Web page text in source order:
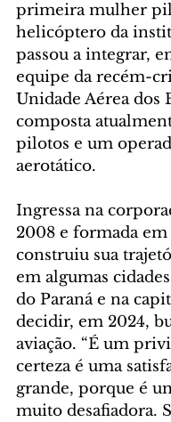
primeira mulher
helicóptero da
passou a integrar,
equipe da recém-
Unidade Aérea dos
composta
pilotos e um
aerotático.
Ingressa na
2008 e formada
construiu sua
em algumas
do Paraná e na
decidir, em 2024,
aviação. “É um
certeza é uma
grande, porque é
muito desafiadora.